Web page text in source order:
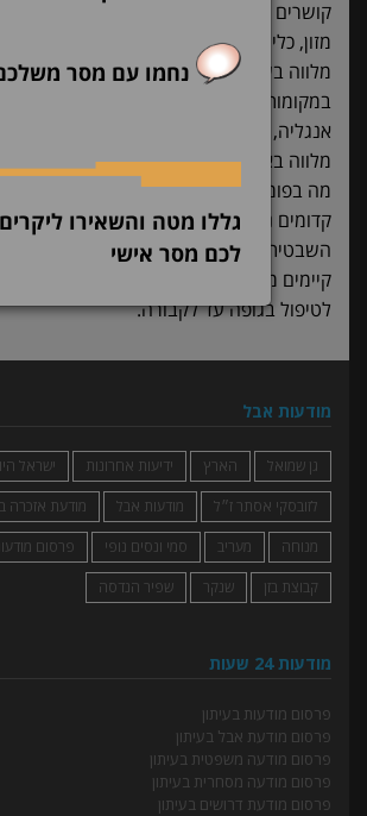
קושרים את נפשו ל”ביתו” החדש ומנעימים
מזון, כלים, פסלים וחפצים אהובים * הדרך
מלווה בשטרי כסף מיוחדים וספר הוראות
במקומות שונים נוהגים להלין את המת
אנגליה, אירלנד – ובני המשפחה והידידים
מלווה באכילה ושתיה. את גופות אנשים רמי
מה בפומבי כדי שהציבור יוכל לחלוק להם
קדומים נהגו לרכז את קברי כל יישוב
השבטית דאגה המשפחה לסדרי הקבורה
קיימים מארגני הלוויות על בסיס מסחרי
לטיפול בגופה עד לקבורה.
מודעות אבל
גן שמואל הארץ ידיעות אחרונות
ישראל
לזובסקי אסתר ז״ל
מודעות אבל מודעת אזכרה
מנוחה
מעריב סמי ונסים נופי
פרסום
קבוצת בזן
שנקר שפיר הנדסה
מודעות 24 שעות
פרסום מודעות בעיתון
פרסום מודעת אבל בעיתון
פרסום מודעה משפטית בעיתון
פרסום מודעה מסחרית בעיתון
פרסום מודעת דרושים בעיתון
נחמו עם מסר
גללו מטה והשאירו ליקרים
לכם מסר אישי